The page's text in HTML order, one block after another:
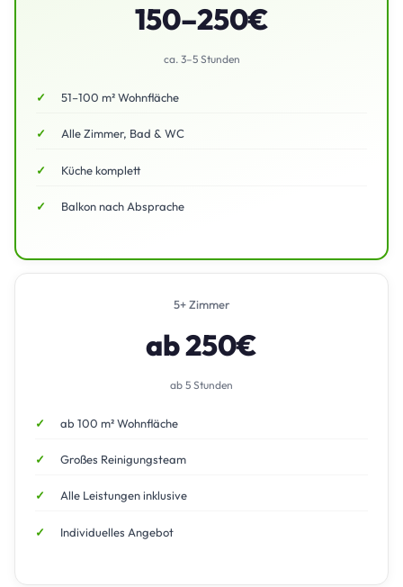
150–250€
ca. 3–5 Stunden
51–100 m² Wohnfläche
Alle Zimmer, Bad & WC
Küche komplett
Balkon nach Absprache
5+ Zimmer
ab 250€
ab 5 Stunden
ab 100 m² Wohnfläche
Großes Reinigungsteam
Alle Leistungen inklusive
Individuelles Angebot